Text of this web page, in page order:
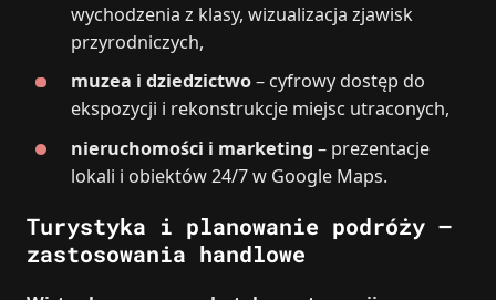
wychodzenia z klasy, wizualizacja zjawisk
przyrodniczych,
muzea i dziedzictwo– cyfrowy dostęp do
ekspozycji i rekonstrukcje miejsc utraconych,
nieruchomości i marketing – prezentacje
lokali i obiektów 24/7 w Google Maps.
Turystyka i planowanie podróży –
zastosowania handlowe